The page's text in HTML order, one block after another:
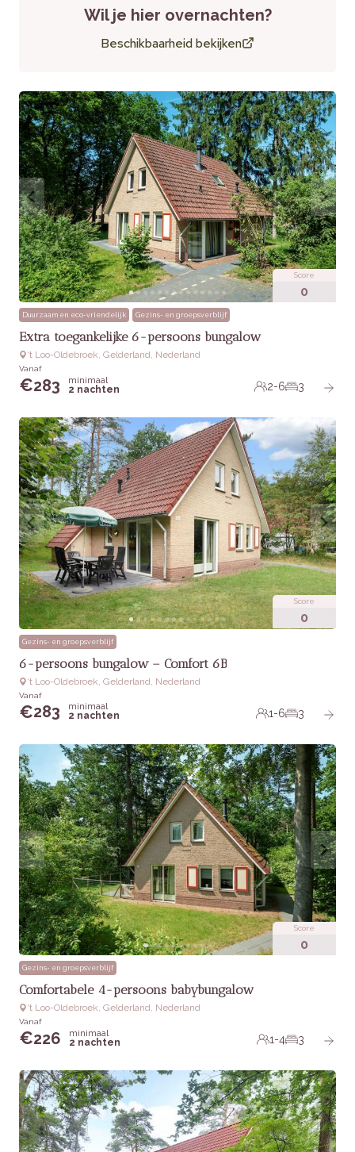
Huisdieren:Toegestaan (max. 2)
Gratis WiFi, eigen parkeerplaats
Wil je hier overnachten?
Beschikbaarheid bekijken
Score
0
Duurzaam en eco-vriendelijk Gezins- en groepsverblijf
Extra toegankelijke 6-persoons bungalow
‘t Loo-Oldebroek, Gelderland, Nederland
Vanaf
€283
minimaal
2 nachten
2-6 3
Score
0
Gezins- en groepsverblijf
6-persoons bungalow – Comfort 6B
‘t Loo-Oldebroek, Gelderland, Nederland
Vanaf
€283
minimaal
2 nachten
1-6 3
Score
0
Gezins- en groepsverblijf
Comfortabele 4-persoons babybungalow
‘t Loo-Oldebroek, Gelderland, Nederland
Vanaf
€226
minimaal
2 nachten
1-4 3